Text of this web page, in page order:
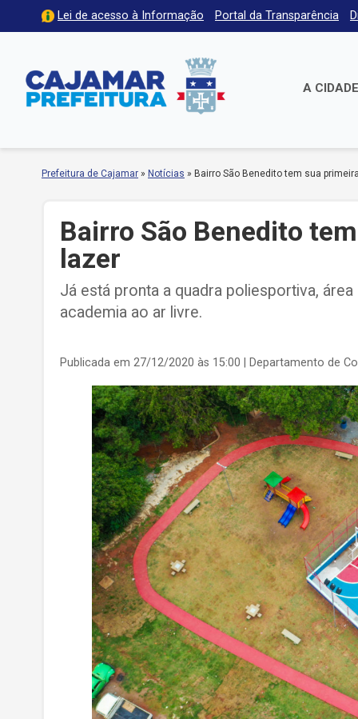
Lei de acesso à Informação Portal da Transparência
A CIDADE
Prefeitura de Cajamar » Notícias » Bairro São Benedito tem sua
Bairro São Benedito
lazer
Já está pronta a quadra poliesportiva,
academia ao ar livre.
Publicada em 27/12/2020 às 15:00 | Departamento de